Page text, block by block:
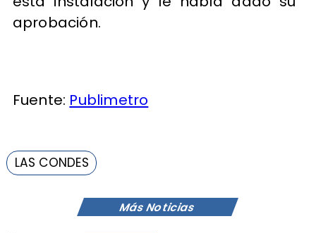
Más Noticias
aprobación.
Fuente: Publimetro
LAS CONDES